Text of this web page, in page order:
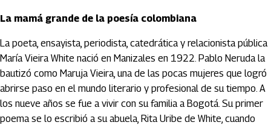
La mamá grande de la poesía colombiana
La poeta, ensayista, periodista, catedrática y relacionista pública
María Vieira White nació en Manizales en 1922. Pablo Neruda la
bautizó como Maruja Vieira, una de las pocas mujeres que logró
abrirse paso en el mundo literario y profesional de su tiempo. A
los nueve años se fue a vivir con su familia a Bogotá. Su primer
poema se lo escribió a su abuela, Rita Uribe de White, cuando